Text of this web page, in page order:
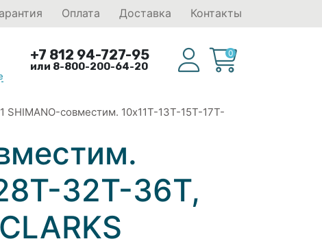
Оплата Доставка Контакты
+7 812 94-727-95
или 8-800-200-64-20
0
SHIMANO-совместим. 10x11T-13T-15T-17T-
32T-36T,